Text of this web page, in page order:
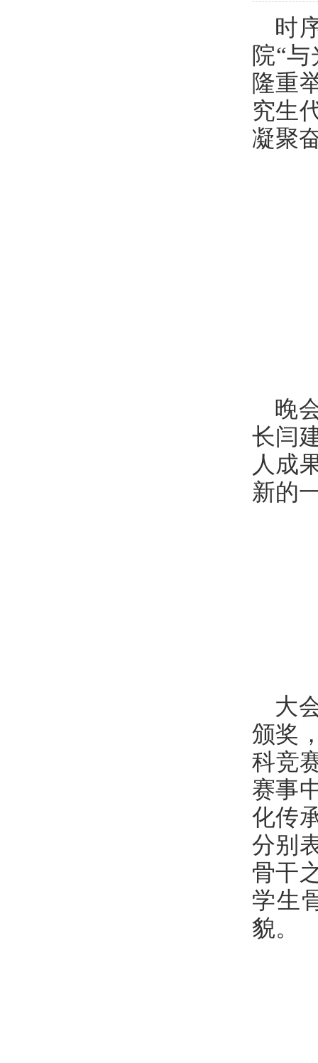
时
院“
隆重
究生
凝聚
晚
长闫
人成
新的
大
颁奖
科竞
赛事
化传
分别
骨干
学生
貌。